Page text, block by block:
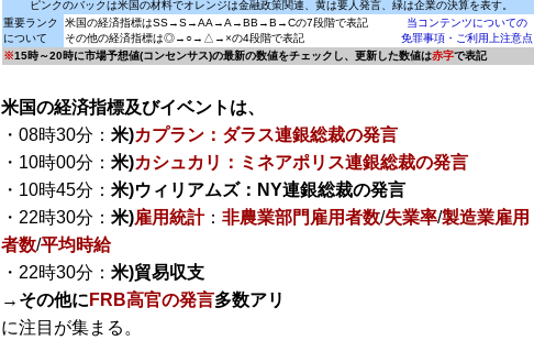
ピンクのバックは米国の材料でオレンジは金融政策関連、黄は要人発言、緑は企業の決算を表す。
重要ランク
について
米国の経済指標はSS→S→AA→A→BB→B→Cの7段階で表記
その他の経済指標は◎→○→△→×の4段階で表記
当コンテンツについての
免罪事項・ご利用上注意点
※15時～20時に市場予想値(コンセンサス)の最新の数値をチェックし、更新した数値は赤字で表記
米国の経済指標及びイベントは、
・08時30分： 米)カプラン：ダラス連銀総裁の発言
・10時00分： 米)カシュカリ：ミネアポリス連銀総裁の発言
・10時45分： 米)ウィリアムズ：NY連銀総裁の発言
・22時30分： 米)雇用統計： 非農業部門雇用者数/失業率/製造業雇用
者数/平均時給
・22時30分： 米)貿易収支
→ その他に FRB高官の発言多数アリ
に注目が集まる。